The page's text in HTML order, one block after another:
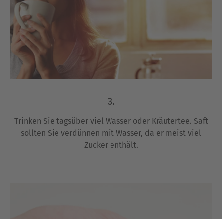
3.
Trinken Sie tagsüber viel Wasser oder Kräutertee. Saft
sollten Sie verdünnen mit Wasser, da er meist viel
Zucker enthält.